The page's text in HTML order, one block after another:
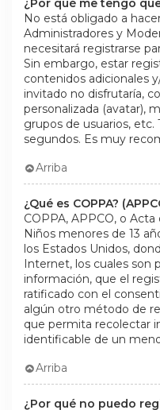
¿Por qué me tengo
No está obligado a
Administradores y
necesitará registrarse
Sin embargo, estar
contenidos adicionales
invitado no disfrutaría,
personalizada (avatar),
grupos de usuarios, etc.
segundos. Es muy
Arriba
¿Qué es COPPA?
COPPA, APPCO, o
Niños menores de 13
los Estados Unidos,
Internet, los cuales son
información, que el
ratificado con el
algún otro método de
que permita recolectar
identificable de un
Arriba
¿Por qué no puedo